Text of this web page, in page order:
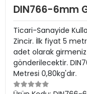
DIN766-6mm
Ticari-Sanayide
Zincir. İlk fiyat 5
adet olarak
gönderilecektir.
Metresi 0,80kg'dır.